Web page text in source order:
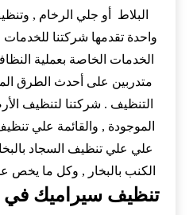
البلاط أو جلي الرخام ,
واحدة تقدمها شركتنا
الخدمات الخاصة بعملية
متدربين على أحدث الطرق
التنظيف . شركتنا لتنظيف
الموجودة , والقائمة علي
علي علي تنظيف السجاد
الكنب بالبخار , وكل ما يخص
تنظيف سيراميك